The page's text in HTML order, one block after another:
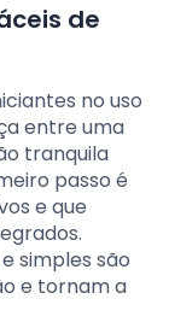
de
no uso
entre uma
tranquila
passo é
e que
simples são
e tornam a